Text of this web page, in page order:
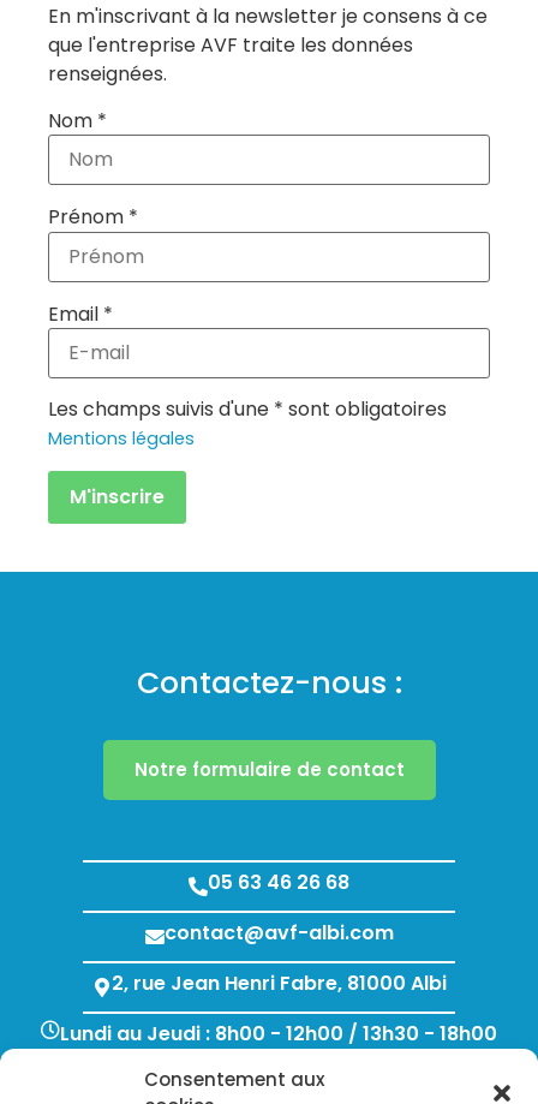
Consentement aux
En m'inscrivant à la newsletter je consens à ce
que l'entreprise AVF traite les données
renseignées.
Nom *
Prénom *
Email *
Les champs suivis d'une * sont obligatoires
Mentions légales
Contactez-nous :
Notre formulaire de contact
05 63 46 26 68
contact@avf-albi.com
2, rue Jean Henri Fabre, 81000 Albi
Lundi au Jeudi : 8h00 - 12h00 / 13h30 - 18h00